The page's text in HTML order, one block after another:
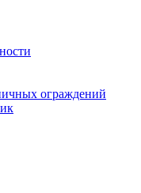
ограждений